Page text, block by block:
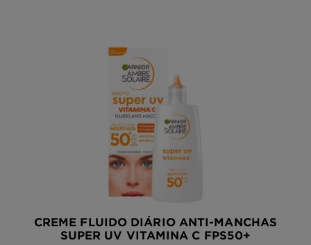
CREME FLUIDO DIÁRIO ANTI-MANCHAS
SUPER UV VITAMINA C FPS50+